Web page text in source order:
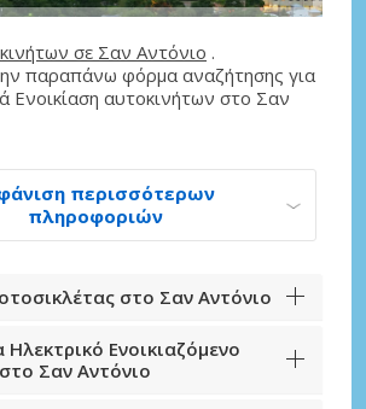
σε Σαν Αντόνιο .
παραπάνω φόρμα αναζήτησης για
Ενοικίαση αυτοκινήτων στο Σαν
περισσότερων
πληροφοριών
στο Σαν Αντόνιο
Ηλεκτρικό Ενοικιαζόμενο
Σαν Αντόνιο